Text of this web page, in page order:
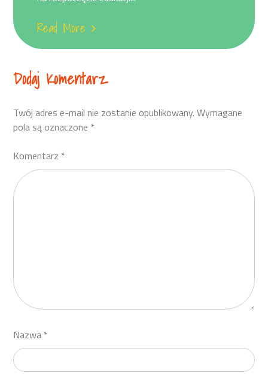
Read More
Dodaj Komentarz
Twój adres e-mail nie zostanie opublikowany. Wymagane
pola są oznaczone *
Komentarz *
Nazwa *